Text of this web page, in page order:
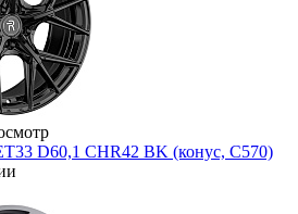
D60,1 CHR42 BK (конус, C570)